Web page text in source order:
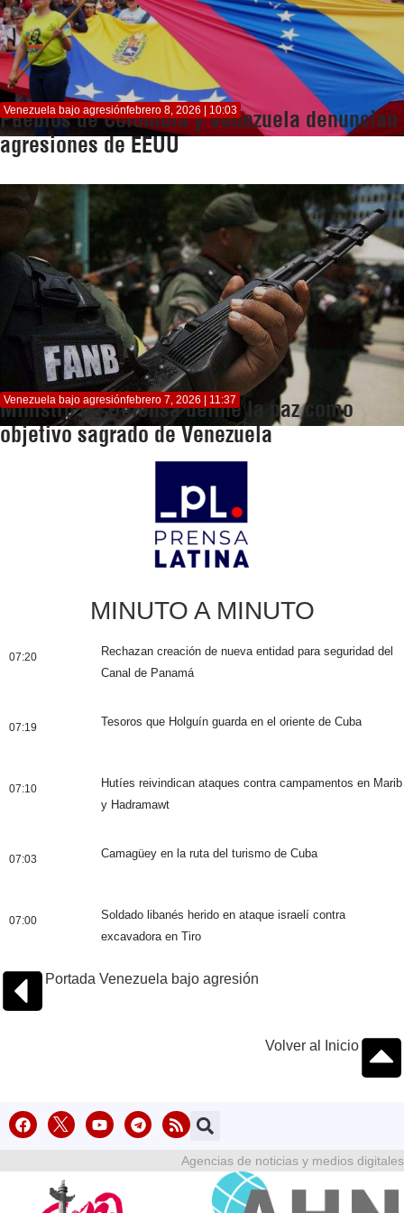
Venezuela bajo agresiónfebrero 8, 2026 | 10:03
Pueblos de Colombia y Venezuela denuncian
agresiones de EEUU
Venezuela bajo agresiónfebrero 7, 2026 | 11:37
Ministro de Defensa define la paz como
objetivo sagrado de Venezuela
MINUTO A MINUTO
07:20
Rechazan creación de nueva entidad para seguridad del
Canal de Panamá
07:19 Tesoros que Holguín guarda en el oriente de Cuba
07:10
Hutíes reivindican ataques contra campamentos en Marib
y Hadramawt
07:03 Camagüey en la ruta del turismo de Cuba
07:00
Soldado libanés herido en ataque israelí contra
excavadora en Tiro
Portada Venezuela bajo agresión
Volver al Inicio
Agencias de noticias y medios digitales